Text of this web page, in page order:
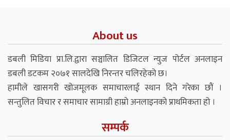
About us
डबली मिडिया प्रा.लि.द्वारा सञ्चालित डिजिटल न्युज पोर्टल अनलाइन
डबली डटकम २०७१ सालदेखि निरन्तर चलिरहेको छ।
हामीले खासगरी खोजमूलक समाचारलाई स्थान दिने गरेका छौं ।
सन्तुलित विचार र समाचार सामाग्री हाम्रो अनलाइनको प्राथमिकता हो ।
सम्पर्क